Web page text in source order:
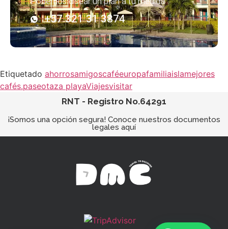
+57 321 31 3874
Etiquetado ahorrosamigoscaféeuropafamiliaislamejores
cafés.paseotaza playaViajesvisitar
RNT - Registro No.64291
¡Somos una opción segura! Conoce nuestros documentos
legales aquí